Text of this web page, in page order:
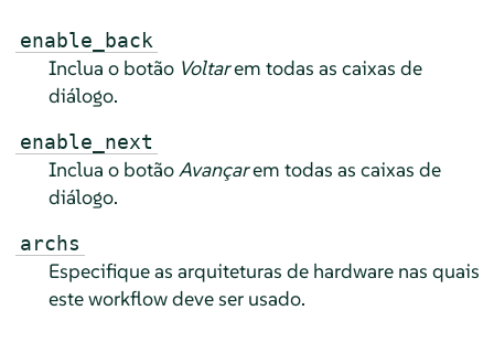
enable_back
Inclua o botão Voltarem todas as caixas de
diálogo.
enable_next
Inclua o botãoAvançarem todas as caixas de
diálogo.
archs
Especifique as arquiteturas de hardware nas quais
este workflow deve ser usado.